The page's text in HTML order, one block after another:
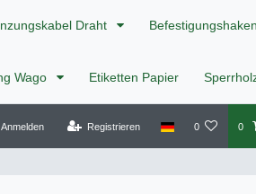
Draht
Wago Etiketten Papier
Anmelden Registrieren 0 0